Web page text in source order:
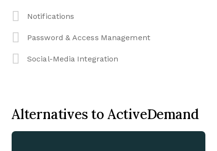
Notifications
Password & Access Management
Social-Media Integration
Alternatives to ActiveDemand